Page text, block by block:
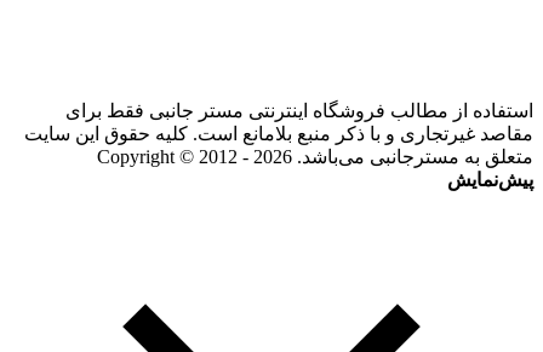
استفاده از مطالب فروشگاه اینترنتی مستر جانبی فقط برای
مقاصد غیرتجاری و با ذکر منبع بلامانع است. کلیه حقوق این سایت
متعلق به مسترجانبی می‌باشد. Copyright © 2012 - 2026
پیش‌نمایش